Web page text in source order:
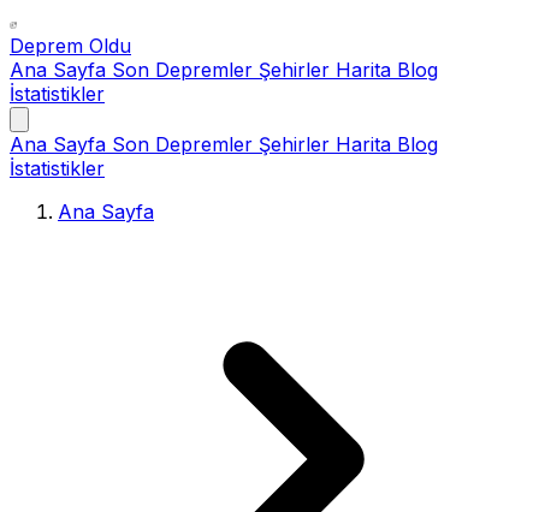
Deprem Oldu
Ana Sayfa Son Depremler Şehirler Harita Blog
İstatistikler
Ana Sayfa Son Depremler Şehirler Harita Blog
İstatistikler
Ana Sayfa